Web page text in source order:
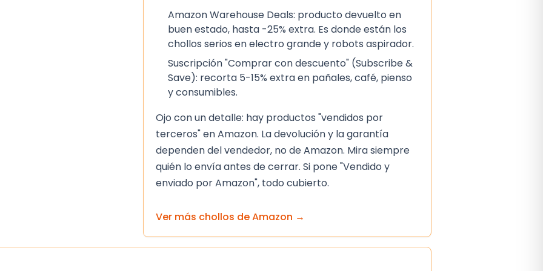
Amazon Warehouse Deals: producto devuelto en
buen estado, hasta -25% extra. Es donde están los
chollos serios en electro grande y robots aspirador.
Suscripción "Comprar con descuento" (Subscribe &
Save): recorta 5-15% extra en pañales, café, pienso
y consumibles.
Ojo con un detalle: hay productos "vendidos por
terceros" en Amazon. La devolución y la garantía
dependen del vendedor, no de Amazon. Mira siempre
quién lo envía antes de cerrar. Si pone "Vendido y
enviado por Amazon", todo cubierto.
Ver más chollos deAmazon →